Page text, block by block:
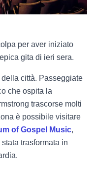
per aver iniziato
gita di ieri sera.
città. Passeggiate
che ospita la
trascorse molti
è possibile visitare
of Gospel Music,
trasformata in